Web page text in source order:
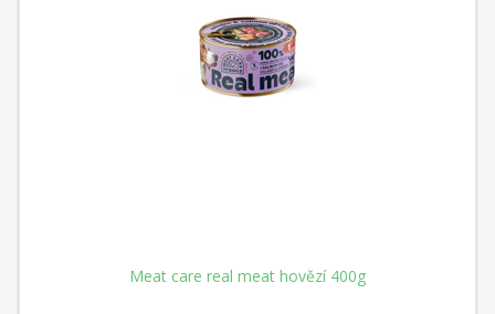
Meat care real meat hovězí 400g